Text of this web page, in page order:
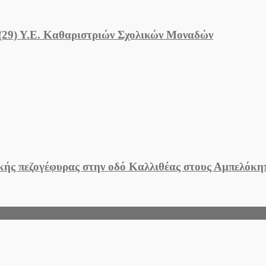
Υ.Ε. Καθαριστριών Σχολικών Μοναδών
πεζογέφυρας στην οδό Καλλιθέας στους